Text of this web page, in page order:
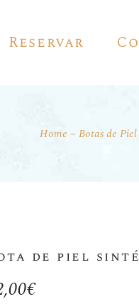
Reservar
Home Botas de
de piel
€